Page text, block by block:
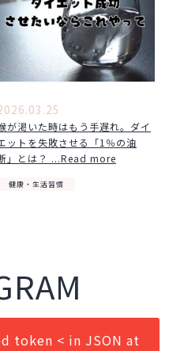
が渇いた時はもう手遅れ。ダイ
ットを失敗させる「1％の油
」とは？ ...Read more
健康・生活習慣
token < in JSON at